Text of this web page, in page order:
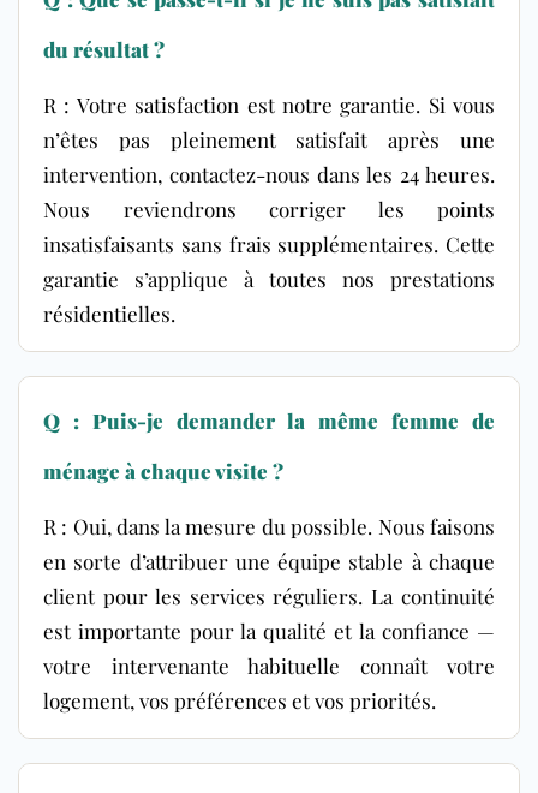
du résultat ?
R : Votre satisfaction est notre garantie. Si vous
n’êtes pas pleinement satisfait après une
intervention, contactez-nous dans les 24 heures.
Nous reviendrons corriger les points
insatisfaisants sans frais supplémentaires. Cette
garantie s’applique à toutes nos prestations
résidentielles.
Q : Puis-je demander la même femme de
ménage à chaque visite ?
R : Oui, dans la mesure du possible. Nous faisons
en sorte d’attribuer une équipe stable à chaque
client pour les services réguliers. La continuité
est importante pour la qualité et la confiance —
votre intervenante habituelle connaît votre
logement, vos préférences et vos priorités.